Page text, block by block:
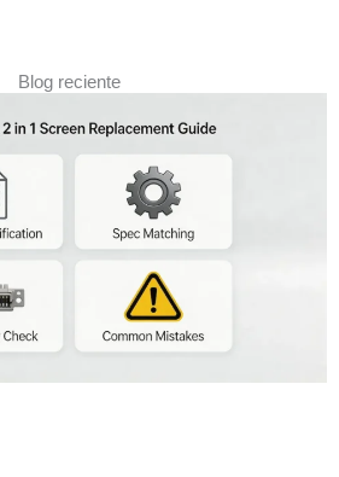
Blog reciente